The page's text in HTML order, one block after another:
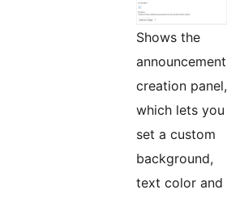
Shows the
announcement
creation panel,
which lets you
set a custom
background,
text color and